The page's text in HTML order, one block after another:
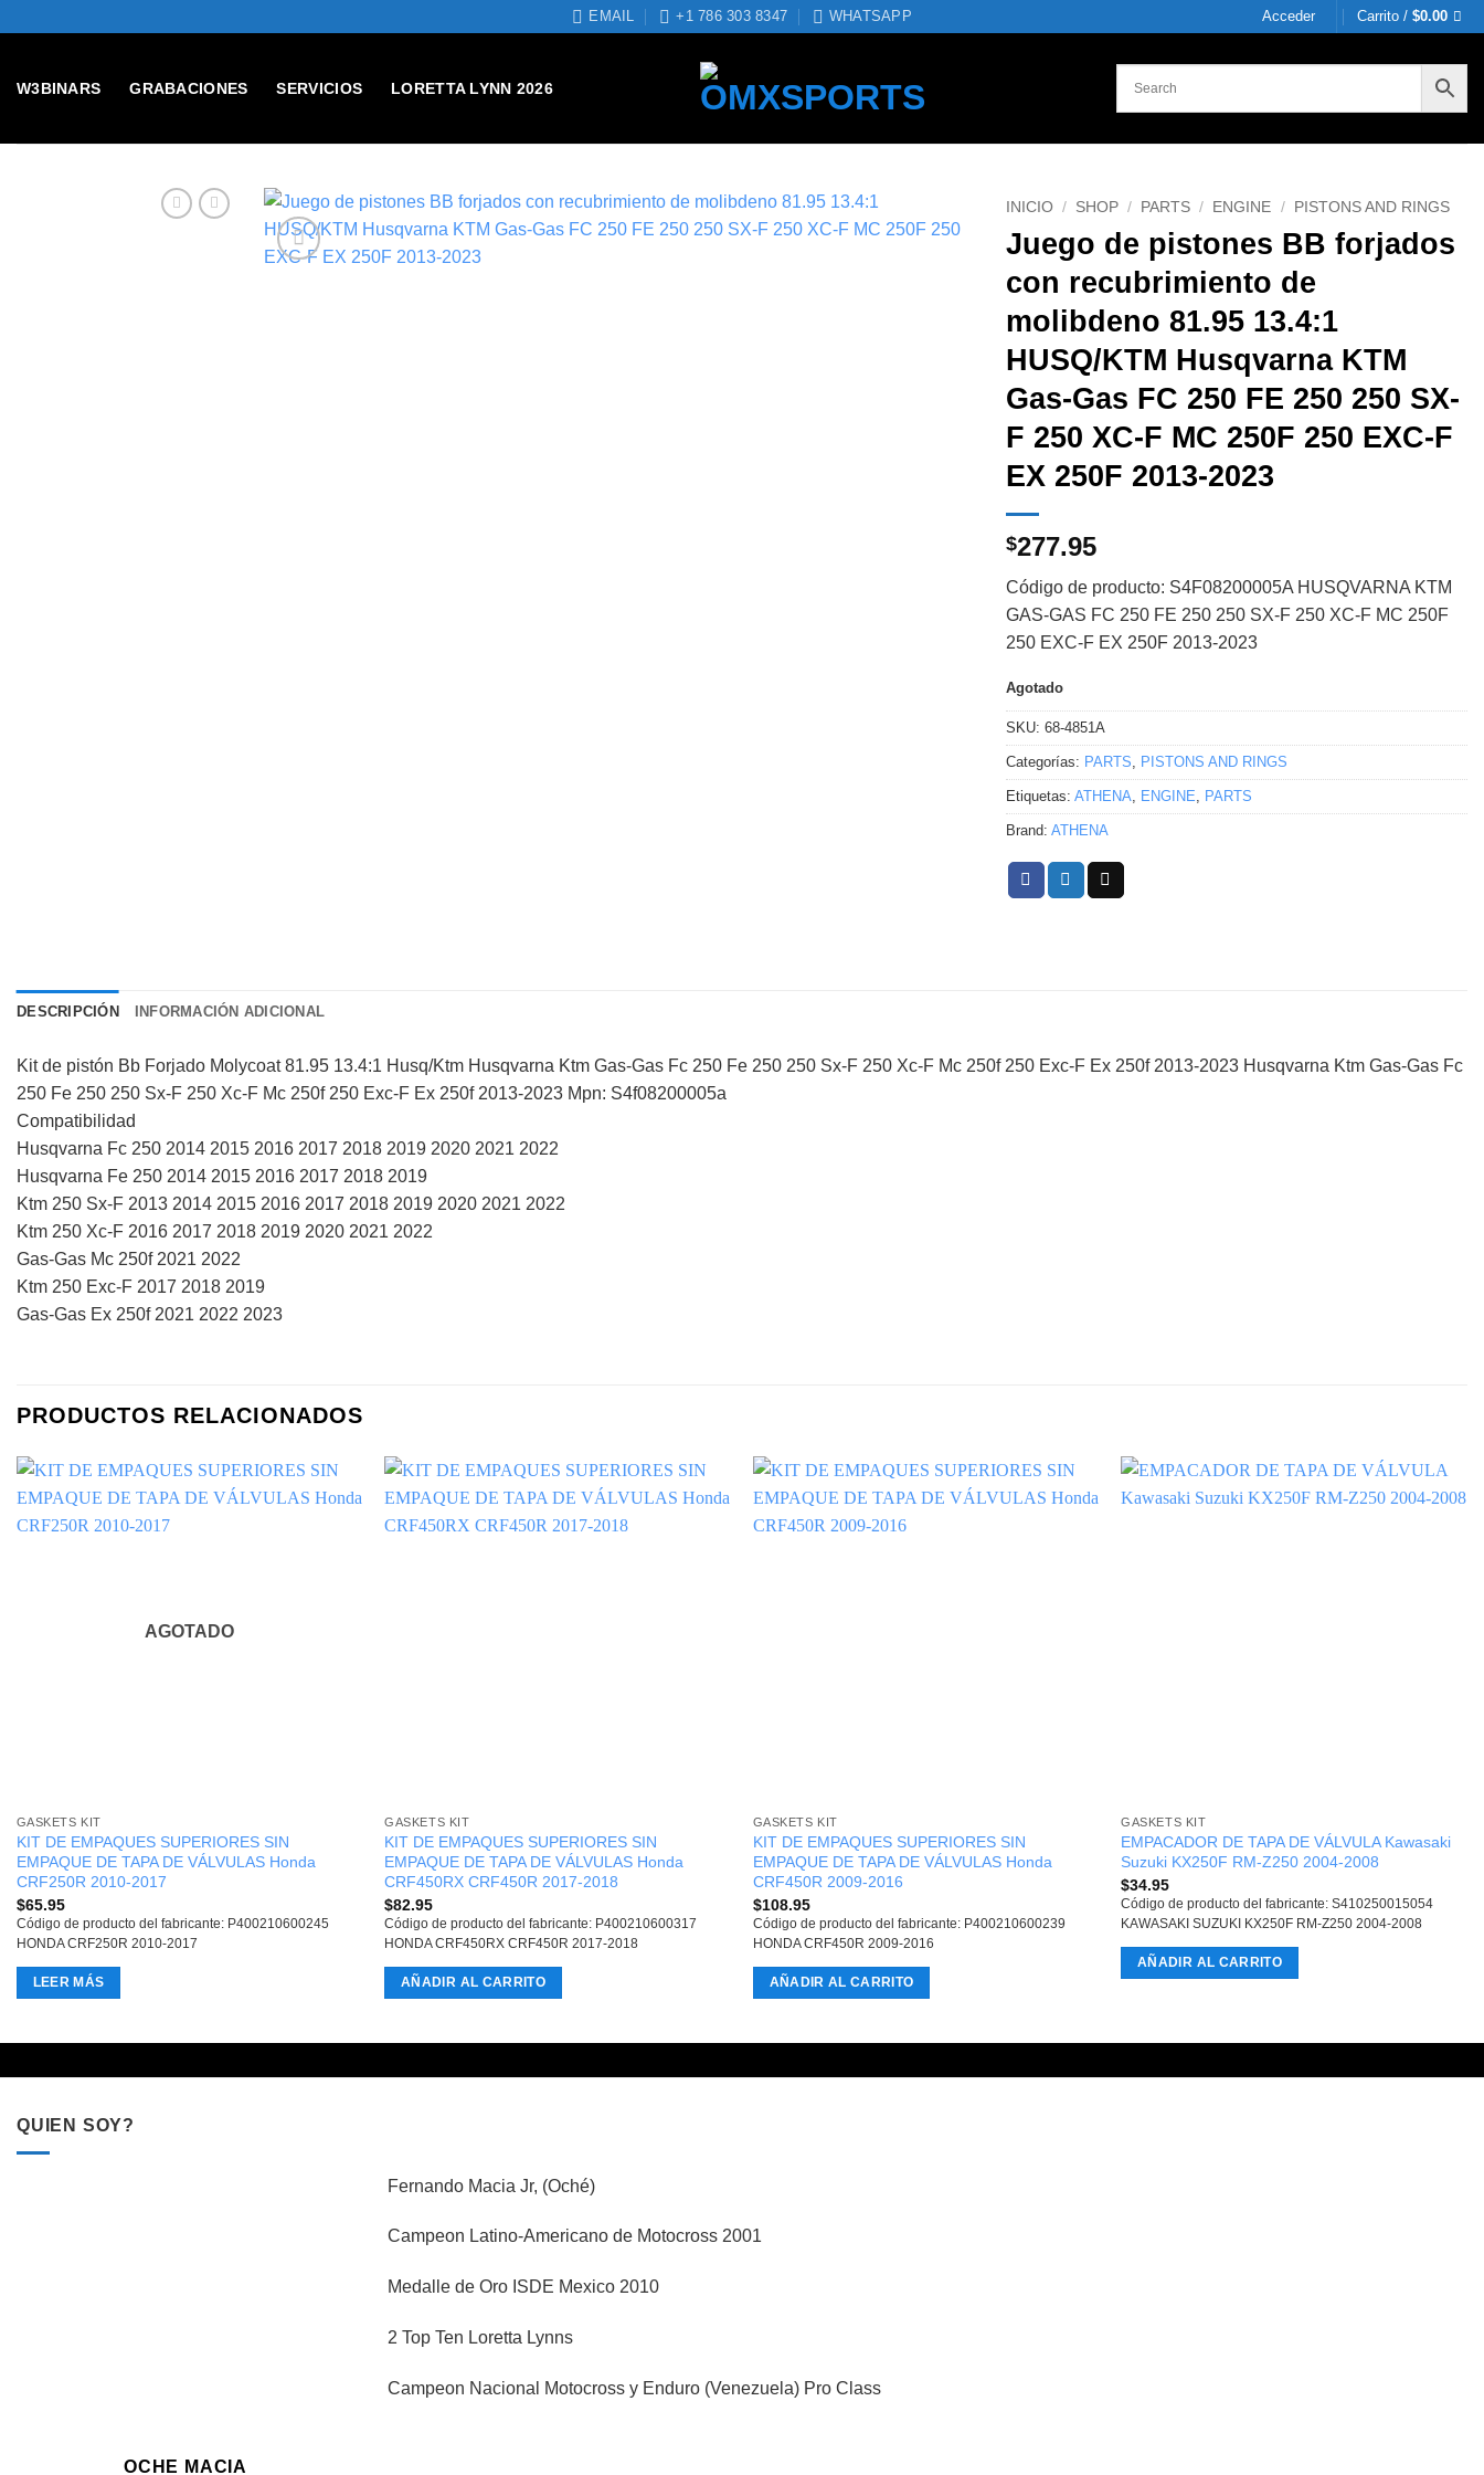
EMAIL +1 786 303 8347 WHATSAPP Acceder Carrito /$0.00
W3BINARS GRABACIONES SERVICIOS LORETTA LYNN 2026
INICIO / SHOP / PARTS / ENGINE / PISTONS AND RINGS
Juego de pistones BB forjados
con recubrimiento de
molibdeno 81.95 13.4:1
HUSQ/KTM Husqvarna KTM
Gas-Gas FC 250 FE 250 250 SX-
F 250 XC-F MC 250F 250 EXC-F
EX 250F 2013-2023
$277.95
Código de producto: S4F08200005A HUSQVARNA KTM
GAS-GAS FC 250 FE 250 250 SX-F 250 XC-F MC 250F
250 EXC-F EX 250F 2013-2023
Agotado
SKU: 68-4851A
Categorías: PARTS, PISTONS AND RINGS
Etiquetas: ATHENA, ENGINE, PARTS
Brand: ATHENA
DESCRIPCIÓN INFORMACIÓN ADICIONAL
Kit de pistón Bb Forjado Molycoat 81.95 13.4:1 Husq/Ktm Husqvarna Ktm Gas-Gas Fc 250 Fe 250 250 Sx-F 250 Xc-F Mc 250f 250 Exc-F Ex 250f 2013-2023 Husqvarna Ktm Gas-Gas Fc
250 Fe 250 250 Sx-F 250 Xc-F Mc 250f 250 Exc-F Ex 250f 2013-2023 Mpn: S4f08200005a
Compatibilidad
Husqvarna Fc 250 2014 2015 2016 2017 2018 2019 2020 2021 2022
Husqvarna Fe 250 2014 2015 2016 2017 2018 2019
Ktm 250 Sx-F 2013 2014 2015 2016 2017 2018 2019 2020 2021 2022
Ktm 250 Xc-F 2016 2017 2018 2019 2020 2021 2022
Gas-Gas Mc 250f 2021 2022
Ktm 250 Exc-F 2017 2018 2019
Gas-Gas Ex 250f 2021 2022 2023
PRODUCTOS RELACIONADOS
AGOTADO
GASKETS KIT
KIT DE EMPAQUES SUPERIORES SIN
EMPAQUE DE TAPA DE VÁLVULAS Honda
CRF250R 2010-2017
$65.95
Código de producto del fabricante: P400210600245
HONDA CRF250R 2010-2017
LEER MÁS
GASKETS KIT
KIT DE EMPAQUES SUPERIORES SIN
EMPAQUE DE TAPA DE VÁLVULAS Honda
CRF450RX CRF450R 2017-2018
$82.95
Código de producto del fabricante: P400210600317
HONDA CRF450RX CRF450R 2017-2018
AÑADIR AL CARRITO
GASKETS KIT
KIT DE EMPAQUES SUPERIORES SIN
EMPAQUE DE TAPA DE VÁLVULAS Honda
CRF450R 2009-2016
$108.95
Código de producto del fabricante: P400210600239
HONDA CRF450R 2009-2016
AÑADIR AL CARRITO
GASKETS KIT
EMPACADOR DE TAPA DE VÁLVULA Kawasaki
Suzuki KX250F RM-Z250 2004-2008
$34.95
Código de producto del fabricante: S410250015054
KAWASAKI SUZUKI KX250F RM-Z250 2004-2008
AÑADIR AL CARRITO
QUIEN SOY?
OCHE MACIA
Fernando Macia Jr, (Oché)
Campeon Latino-Americano de Motocross 2001
Medalle de Oro ISDE Mexico 2010
2 Top Ten Loretta Lynns
Campeon Nacional Motocross y Enduro (Venezuela) Pro Class